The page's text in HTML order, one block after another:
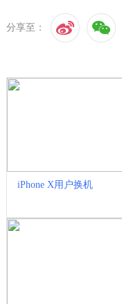
分享至：
iPhone X用户换机